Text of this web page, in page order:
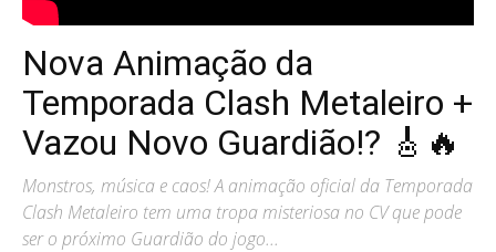
Nova Animação da
Temporada Clash Metaleiro +
Vazou Novo Guardião!? 🎸🔥
Monstros, música e caos! A animação oficial da Temporada
Clash Metaleiro tem uma tropa misteriosa no CV que pode
ser o próximo Guardião do jogo...